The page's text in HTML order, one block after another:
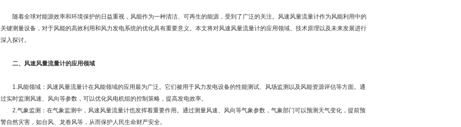
随着全球对能源效率和环境保护的日益重视，风能作为一种清洁、可再生的能源，受到了广泛的关注。风速风量流量计作为风能利用中的
关键测量设备，对于风能的高效利用和风力发电系统的优化具有重要意义。本文将对风速风量流量计的应用领域、技术原理以及未来发展进行
深入探讨。
二、风速风量流量计的应用领域
1.风能领域：风速风量流量计在风能领域的应用最为广泛。它们被用于风力发电设备的性能测试、风场监测以及风能资源评估等方面。通
过实时监测风速、风向等参数，可以优化风电机组的控制策略，提高发电效率。
2.气象监测：在气象监测中，风速风量流量计也发挥着重要作用。通过测量风速、风向等气象参数，气象部门可以预测天气变化，提前预
警自然灾害，如台风、龙卷风等，从而保护人民生命财产安全。